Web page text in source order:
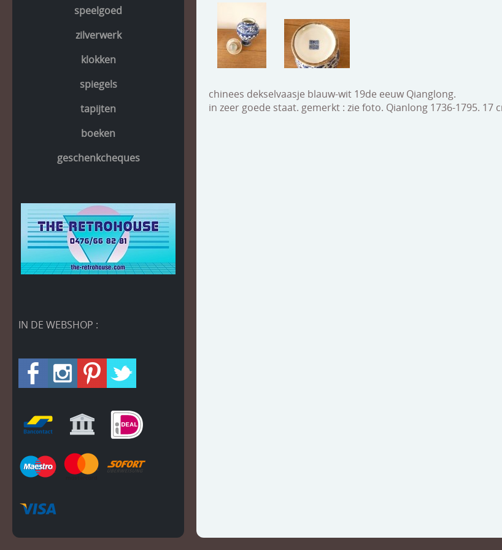
speelgoed
zilverwerk
klokken
spiegels
tapijten
boeken
geschenkcheques
IN DE WEBSHOP :
chinees dekselvaasje blauw-wit 19de eeuw Qianglong.
in zeer goede staat. gemerkt : zie foto. Qianlong 1736-1795.